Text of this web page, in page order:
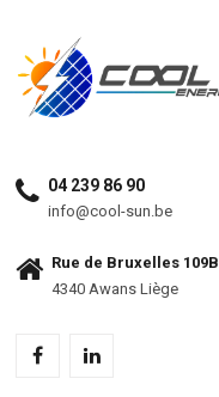
04 239 86 90
info@cool-sun.be
Rue de Bruxelles 109B
4340 Awans Liège